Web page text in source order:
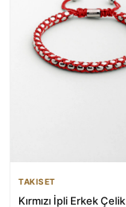
TAKISET
Kırmızı İpli Erkek Çelik